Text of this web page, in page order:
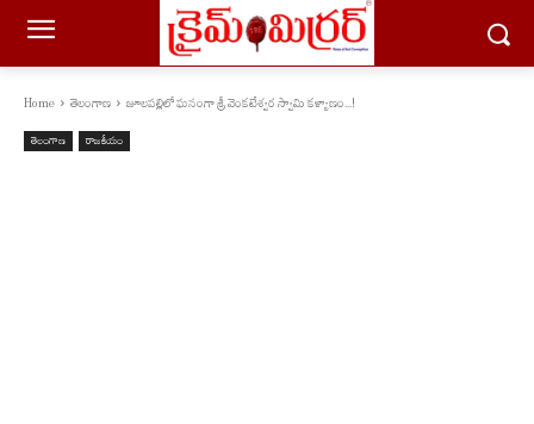
Home తెలంగాణ జూలపల్లిలో ఘనంగా శ్రీ వెంకటేశ్వర స్వామి కళ్యాణం...!
తెలంగాణ రాజకీయం